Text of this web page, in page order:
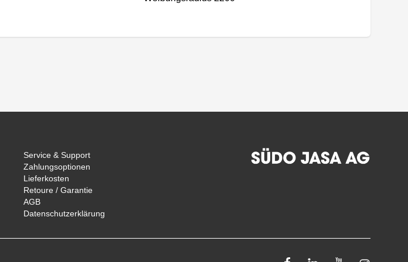
Service & Support
Zahlungsoptionen
Lieferkosten
Retoure / Garantie
AGB
Datenschutzerklärung